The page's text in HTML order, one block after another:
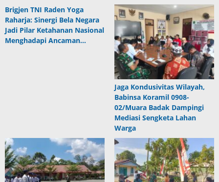
Brigjen TNI Raden Yoga
Raharja: Sinergi Bela Negara
Jadi Pilar Ketahanan Nasional
Menghadapi Ancaman…
Jaga Kondusivitas Wilayah,
Babinsa Koramil 0908-
02/Muara Badak Dampingi
Mediasi Sengketa Lahan
Warga